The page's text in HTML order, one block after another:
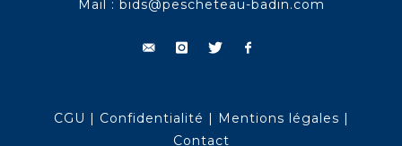
Mail : bids@pescheteau-badin.com
CGU | Confidentialité | Mentions légales |
Contact